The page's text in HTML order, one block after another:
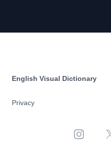
English Visual Dictionary
Privacy
Instagram X